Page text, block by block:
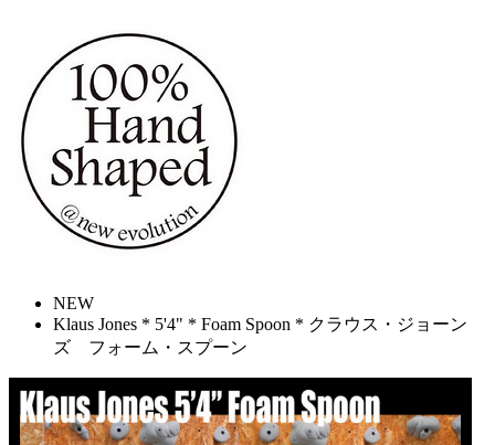
NEW
Klaus Jones * 5'4" * Foam Spoon * クラウス・ジョーン
ズ フォーム・スプーン